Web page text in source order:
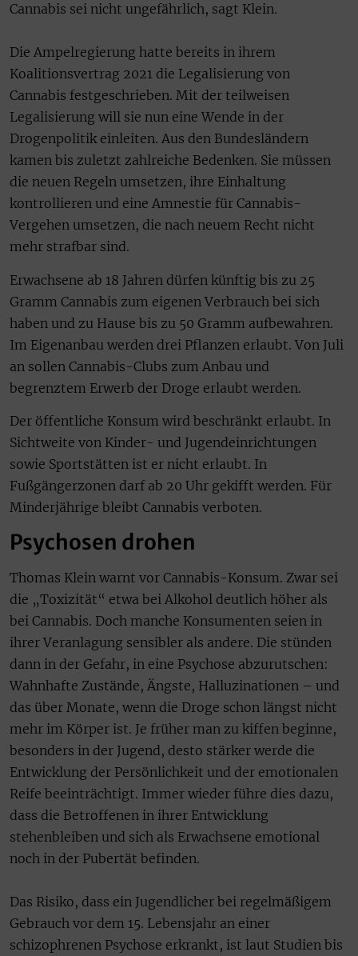
Cannabis sei nicht ungefährlich, sagt Klein.
Die Ampelregierung hatte bereits in ihrem
Koalitionsvertrag 2021 die Legalisierung von
Cannabis festgeschrieben. Mit der teilweisen
Legalisierung will sie nun eine Wende in der
Drogenpolitik einleiten. Aus den Bundesländern
kamen bis zuletzt zahlreiche Bedenken. Sie müssen
die neuen Regeln umsetzen, ihre Einhaltung
kontrollieren und eine Amnestie für Cannabis-
Vergehen umsetzen, die nach neuem Recht nicht
mehr strafbar sind.
Erwachsene ab 18 Jahren dürfen künftig bis zu 25
Gramm Cannabis zum eigenen Verbrauch bei sich
haben und zu Hause bis zu 50 Gramm aufbewahren.
Im Eigenanbau werden drei Pflanzen erlaubt. Von Juli
an sollen Cannabis-Clubs zum Anbau und
begrenztem Erwerb der Droge erlaubt werden.
Der öffentliche Konsum wird beschränkt erlaubt. In
Sichtweite von Kinder- und Jugendeinrichtungen
sowie Sportstätten ist er nicht erlaubt. In
Fußgängerzonen darf ab 20 Uhr gekifft werden. Für
Minderjährige bleibt Cannabis verboten.
Psychosen drohen
Thomas Klein warnt vor Cannabis-Konsum. Zwar sei
die „Toxizität“ etwa bei Alkohol deutlich höher als
bei Cannabis. Doch manche Konsumenten seien in
ihrer Veranlagung sensibler als andere. Die stünden
dann in der Gefahr, in eine Psychose abzurutschen:
Wahnhafte Zustände, Ängste, Halluzinationen – und
das über Monate, wenn die Droge schon längst nicht
mehr im Körper ist. Je früher man zu kiffen beginne,
besonders in der Jugend, desto stärker werde die
Entwicklung der Persönlichkeit und der emotionalen
Reife beeinträchtigt. Immer wieder führe dies dazu,
dass die Betroffenen in ihrer Entwicklung
stehenbleiben und sich als Erwachsene emotional
noch in der Pubertät befinden.
Das Risiko, dass ein Jugendlicher bei regelmäßigem
Gebrauch vor dem 15. Lebensjahr an einer
schizophrenen Psychose erkrankt, ist laut Studien bis